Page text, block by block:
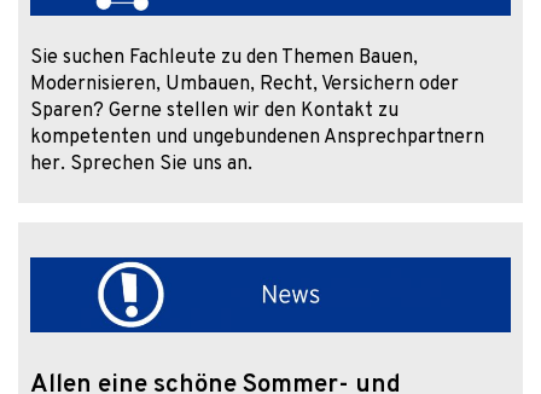
Sie suchen Fachleute zu den Themen Bauen,
Modernisieren, Umbauen, Recht, Versichern oder
Sparen? Gerne stellen wir den Kontakt zu
kompetenten und ungebundenen Ansprechpartnern
her. Sprechen Sie uns an.
Allen eine schöne Sommer- und